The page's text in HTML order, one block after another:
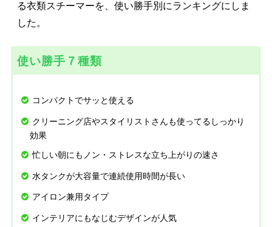
る衣類スチーマーを、使い勝手別にランキングにしま
した。
使い勝手７種類
コンパクトでサッと使える
クリーニング店やスタイリストさんも使ってるしっかり
効果
忙しい朝にもノン・ストレスな立ち上がりの速さ
水タンクが大容量で連続使用時間が長い
アイロン兼用タイプ
インテリアにもなじむデザインが人気